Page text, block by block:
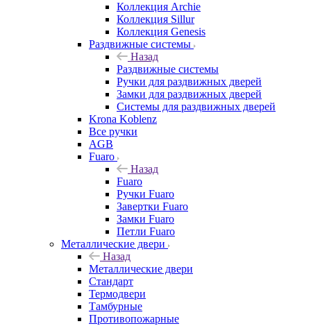
Коллекция Archie
Коллекция Sillur
Коллекция Genesis
Раздвижные системы
Назад
Раздвижные системы
Ручки для раздвижных дверей
Замки для раздвижных дверей
Системы для раздвижных дверей
Krona Koblenz
Все ручки
AGB
Fuaro
Назад
Fuaro
Ручки Fuaro
Завертки Fuaro
Замки Fuaro
Петли Fuaro
Металлические двери
Назад
Металлические двери
Стандарт
Термодвери
Тамбурные
Противопожарные